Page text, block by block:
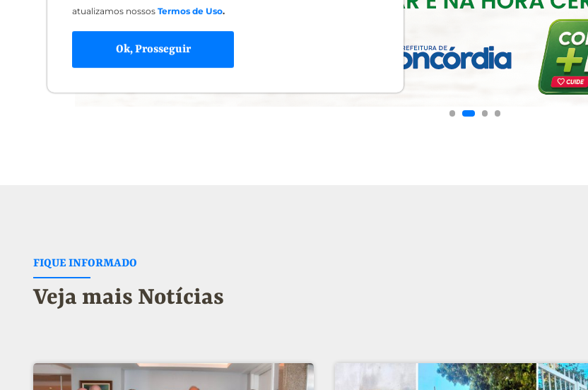
atualizamos nossosTermos de Uso.
Ok, Prosseguir
FIQUE INFORMADO
Veja mais Notícias